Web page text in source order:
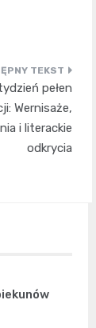
pełen
Wernisaże,
i literackie
odkrycia